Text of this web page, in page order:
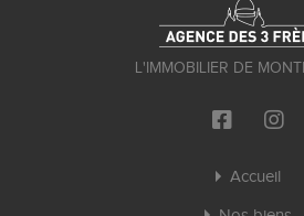
L'IMMOBILIER DE
Accueil